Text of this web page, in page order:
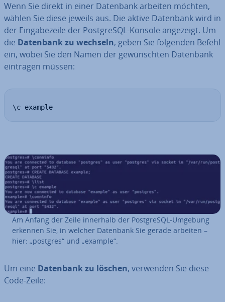
Wenn Sie direkt in einer Datenbank arbeiten möchten,
wählen Sie diese jeweils aus. Die aktive Datenbank wird in
der Ein­ga­be­zei­le der Post­greS­QL-Konsole angezeigt. Um
die Datenbank zu wechseln, geben Sie folgenden Befehl
ein, wobei Sie den Namen der ge­wünsch­ten Datenbank
eintragen müssen:
\c example
Am Anfang der Zeile innerhalb der Post­greS­QL-Umgebung
erkennen Sie, in welcher Datenbank Sie gerade arbeiten –
hier: „postgres“ und „example“.
Um eine Datenbank zu löschen, verwenden Sie diese
Code-Zeile: